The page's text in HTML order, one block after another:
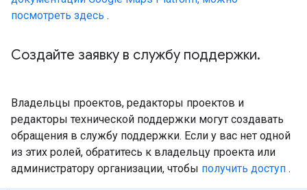
посмотреть здесь .
Создайте заявку в службу поддержки.
Владельцы проектов, редакторы проектов и
редакторы технической поддержки могут создавать
обращения в службу поддержки. Если у вас нет одной
из этих ролей, обратитесь к владельцу проекта или
администратору организации, чтобы получить доступ .